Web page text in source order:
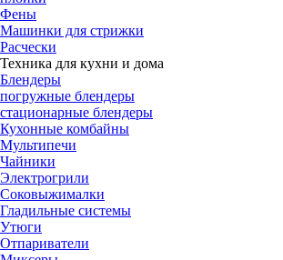
Фены
Машинки для стрижки
Расчески
Техника для кухни и дома
Блендеры
погружные блендеры
стационарные блендеры
Кухонные комбайны
Мультипечи
Чайники
Электрогрили
Соковыжималки
Гладильные системы
Утюги
Отпариватели